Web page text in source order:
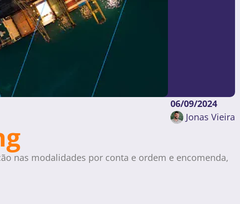
06/09/2024
Jonas Vieira
nas modalidades por conta e ordem e encomenda,